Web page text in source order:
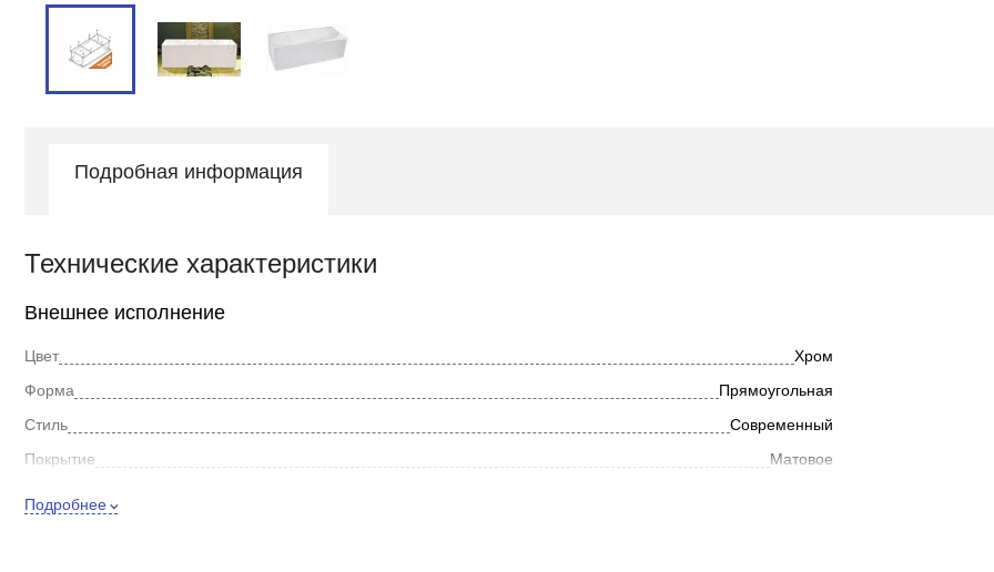
Подробная информация
Технические характеристики
Внешнее исполнение
Цвет
Хром
Форма
Прямоугольная
Стиль
Современный
Покрытие
Матовое
Дополнительно
Подробнее